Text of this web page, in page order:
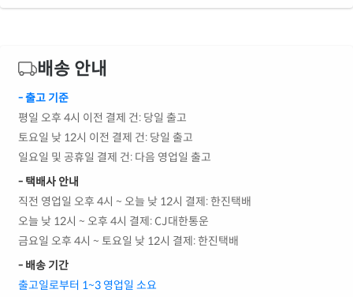
배송 안내
- 출고 기준
평일 오후 4시 이전 결제 건: 당일 출고
토요일 낮 12시 이전 결제 건: 당일 출고
일요일 및 공휴일 결제 건: 다음 영업일 출고
- 택배사 안내
직전 영업일 오후 4시 ~ 오늘 낮 12시 결제: 한진택배
오늘 낮 12시 ~ 오후 4시 결제: CJ대한통운
금요일 오후 4시 ~ 토요일 낮 12시 결제: 한진택배
- 배송 기간
출고일로부터 1~3 영업일 소요